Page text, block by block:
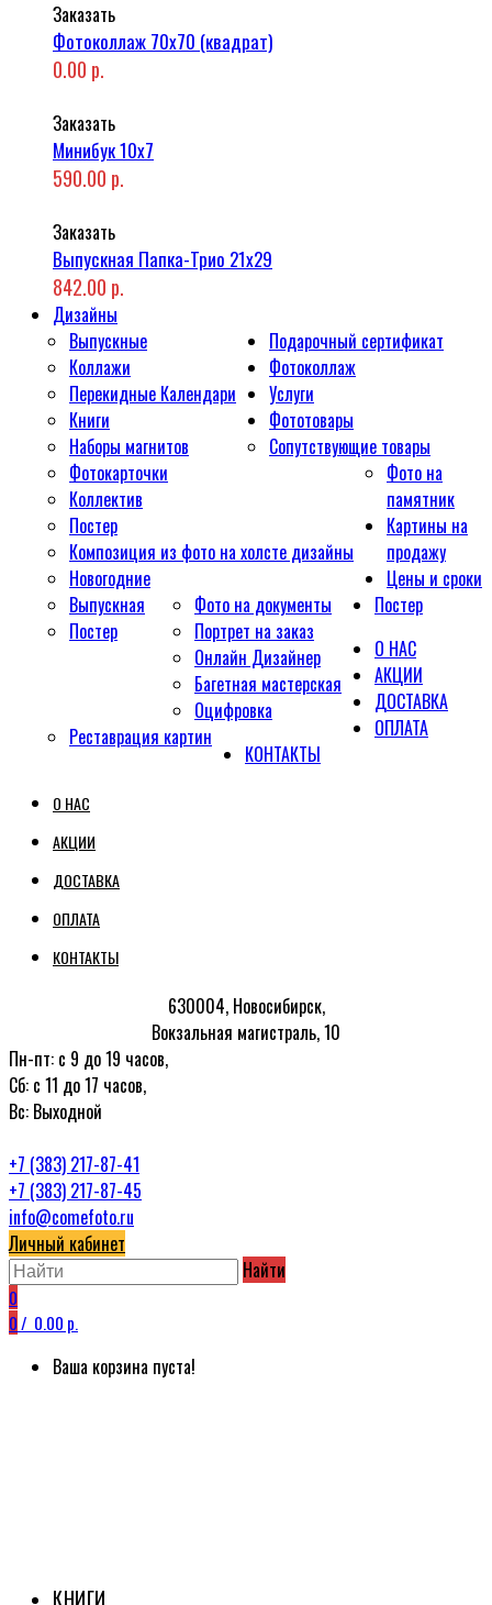
Заказать
Фотоколлаж 70x70 (квадрат)
0.00 р.
Заказать
Минибук 10х7
590.00 р.
Заказать
Выпускная Папка-Трио 21x29
842.00 р.
Дизайны
Выпускные
Коллажи
Перекидные Календари
Книги
Наборы магнитов
Фотокарточки
Коллектив
Постер
Композиция из фото на холсте дизайны
Новогодние
Выпускная
Постер
Подарочный сертификат
Фотоколлаж
Услуги
Фото на документы
Портрет на заказ
Онлайн Дизайнер
Багетная мастерская
Оцифровка
Реставрация картин
Фототовары
Сопутствующие товары
Фото на
памятник
Картины на
продажу
Цены и сроки
Постер
О НАС
АКЦИИ
ДОСТАВКА
ОПЛАТА
КОНТАКТЫ
О НАС
АКЦИИ
ДОСТАВКА
ОПЛАТА
КОНТАКТЫ
630004, Новосибирск,
Вокзальная магистраль, 10
Пн-пт: с 9 до 19 часов,
Сб: с 11 до 17 часов,
Вс: Выходной
+7 (383) 217-87-41
+7 (383) 217-87-45
info@comefoto.ru
Личный кабинет
Найти
0
0/ 0.00 р.
Ваша корзина пуста!
КНИГИ